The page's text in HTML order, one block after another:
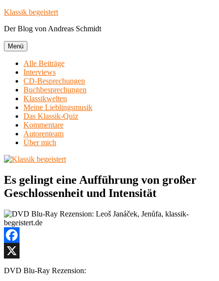
Zum
springen
Klassik begeistert
Der Blog von Andreas Schmidt
Menü
Alle Beiträge
Interviews
CD-Besprechungen
Buchbesprechungen
Klassikwelten
Meine Lieblingsmusik
Das Klassik-Quiz
Kommentare
Autorenteam
Über mich
Es gelingt eine Aufführung von großer
Geschlossenheit und Intensität
Facebook
X
DVD Blu-Ray Rezension: